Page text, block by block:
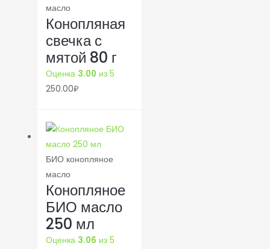
масло
Конопляная
свечка с
мятой 80 г
Оценка 3.00 из 5
250.00₽
БИО конопляное
масло
Конопляное
БИО масло
250 мл
Оценка 3.06 из 5